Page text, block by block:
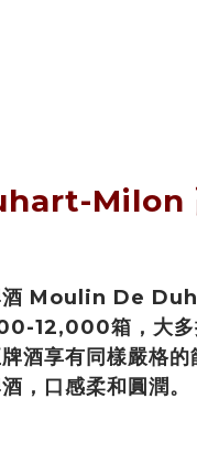
Milon
酒 Moulin De
12,000箱，大多
酒享有同樣嚴格
，口感柔和圓潤。